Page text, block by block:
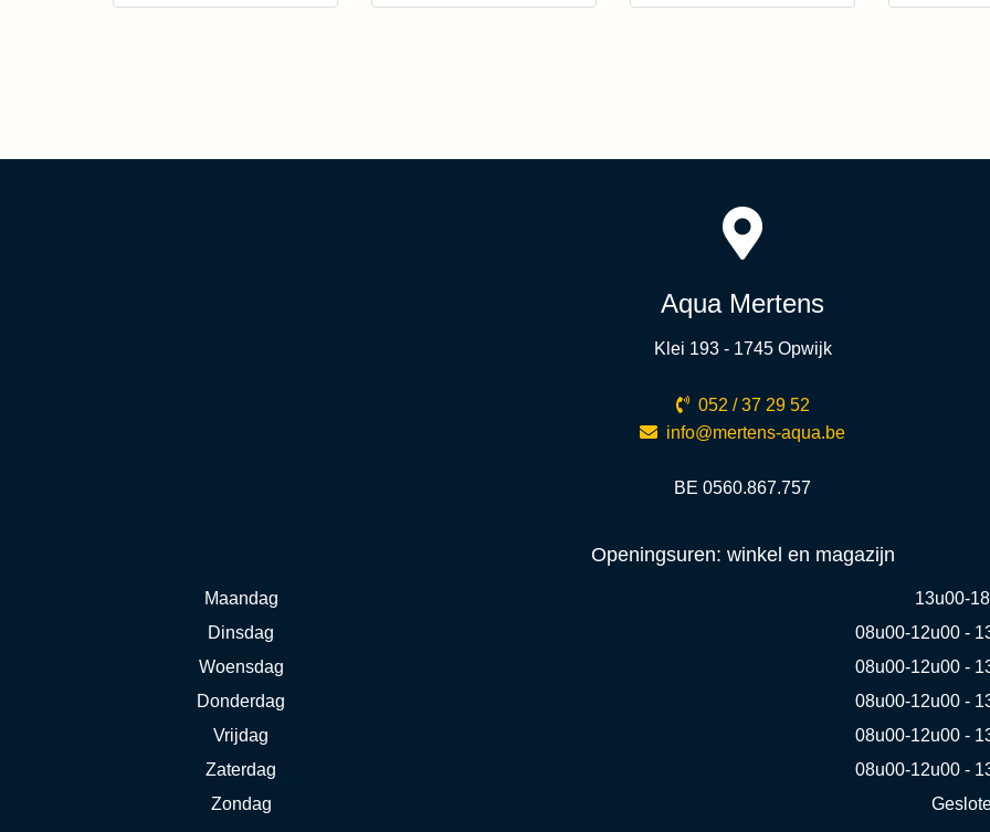
Aqua Mertens
Klei 193 - 1745 Opwijk
052 / 37 29 52
info@mertens-aqua.be
BE 0560.867.757
Openingsuren: winkel en magazijn
Maandag
13u00-
Dinsdag
08u00-12u00 -
Woensdag
08u00-12u00 -
Donderdag
08u00-12u00 -
Vrijdag
08u00-12u00 -
Zaterdag
08u00-12u00 -
Zondag